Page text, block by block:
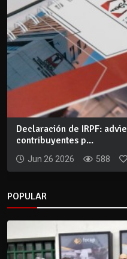
Declaración de IRPF:
contribuyentes p...
Jun 26 2026 588
POPULAR